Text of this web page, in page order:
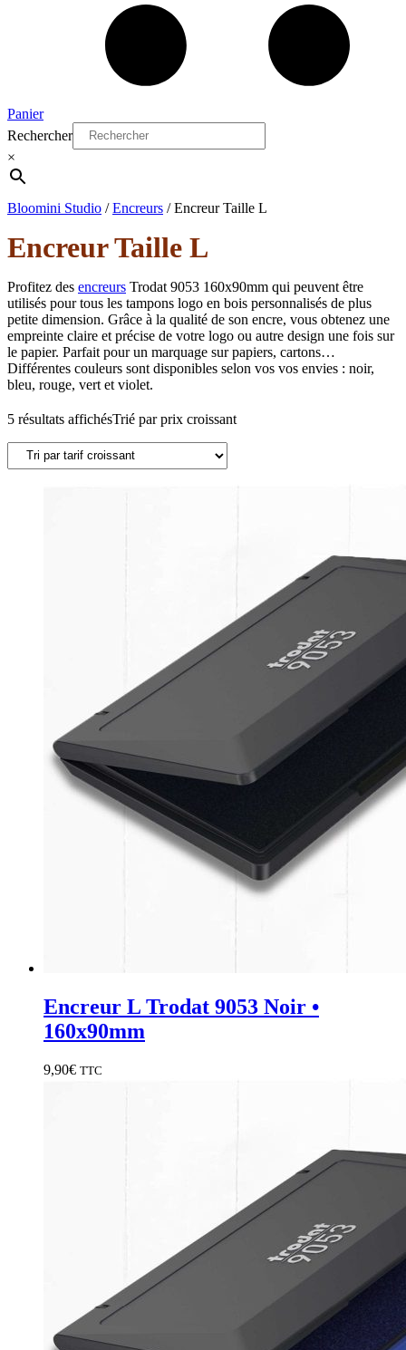
Panier
Rechercher
×
Bloomini Studio /Encreurs /Encreur Taille L
Encreur Taille L
Profitez des encreurs Trodat 9053 160x90mm qui peuvent être
utilisés pour tous les tampons logo en bois personnalisés de plus
petite dimension. Grâce à la qualité de son encre, vous obtenez une
empreinte claire et précise de votre logo ou autre design une fois sur
le papier. Parfait pour un marquage sur papiers, cartons…
Différentes couleurs sont disponibles selon vos vos envies : noir,
bleu, rouge, vert et violet.
5 résultats affichésTrié par prix croissant
Encreur L Trodat 9053 Noir •
160x90mm
9,90€ TTC